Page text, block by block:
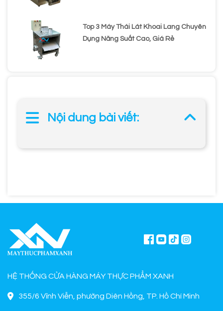
Nội dung bài viết:
Top 3 Máy Thái Lát Khoai Lang Chuyên
Dụng Năng Suất Cao, Giá Rẻ
HỆ THỐNG CỬA HÀNG MÁY THỰC PHẨM XANH
355/6 Vĩnh Viễn, phường Diên Hồng, TP. Hồ Chí Minh